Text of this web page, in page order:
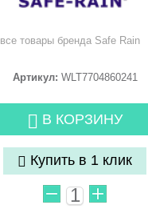
все товары бренда Safe Rain
Артикул: WLT7704860241
В КОРЗИНУ
Купить в 1 клик